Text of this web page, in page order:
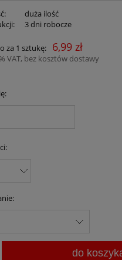
duża ilość
3 dni robocze
za 1 sztukę: 6,99 zł
VAT, bez kosztów dostawy
do